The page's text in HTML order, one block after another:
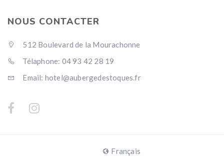
NOUS CONTACTER
512 Boulevard de la Mourachonne
Télaphone: 04 93 42 28 19
Email: hotel@aubergedestoques.fr
Français